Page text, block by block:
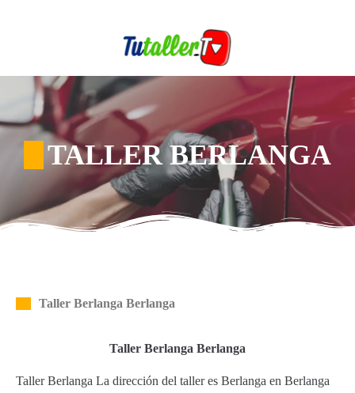
TALLER BERLANGA
Taller Berlanga Berlanga
Taller Berlanga Berlanga
Taller Berlanga La dirección del taller es Berlanga en Berlanga